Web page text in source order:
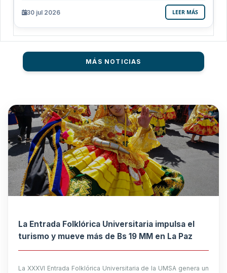
30 jul 2026 LEER MÁS
MÁS NOTICIAS
La Entrada Folklórica Universitaria impulsa el
turismo y mueve más de Bs 19 MM en La Paz
La XXXVI Entrada Folklórica Universitaria de la UMSA genera un